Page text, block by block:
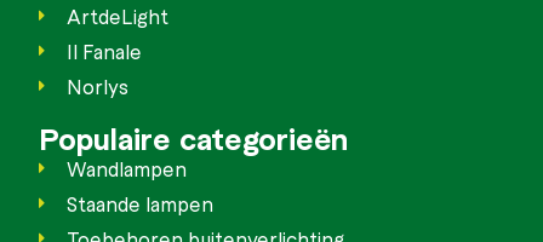
ArtdeLight
Il Fanale
Norlys
Populaire categorieën
Wandlampen
Staande lampen